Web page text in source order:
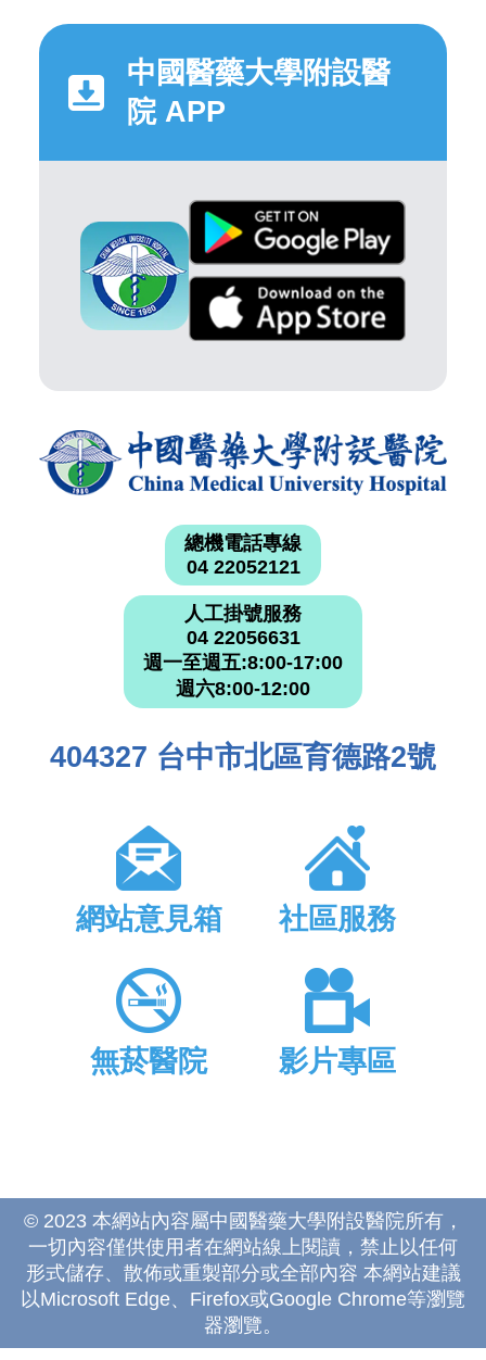
中國醫藥大學附設醫
院 APP
總機電話專線
04 22052121
人工掛號服務
04 22056631
週一至週五:8:00-17:00
週六8:00-12:00
404327 台中市北區育德路2號
網站意見箱 社區服務
無菸醫院 影片專區
© 2023 本網站內容屬中國醫藥大學附設醫院所有，
一切內容僅供使用者在網站線上閱讀，禁止以任何
形式儲存、散佈或重製部分或全部內容 本網站建議
以Microsoft Edge、Firefox或Google Chrome等瀏覽
器瀏覽。